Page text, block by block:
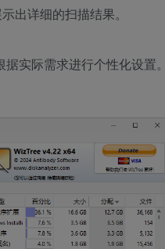
出详细的扫描结果。
实际需求进行个性化设置。